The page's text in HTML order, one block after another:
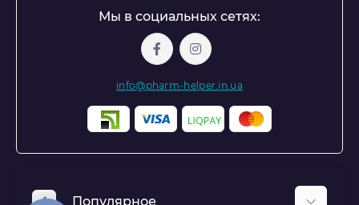
Мы в социальных сетях:
info@pharm-helper.in.ua
Популярное